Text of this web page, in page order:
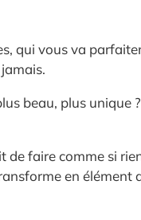
qui vous va
beau, plus unique
faire comme si
en élément